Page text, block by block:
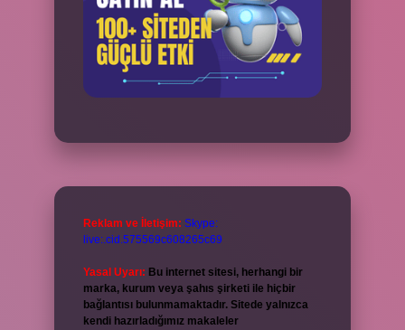
Reklam ve İletişim: Skype:
live:.cid.575569c608265c69
Yasal Uyarı: Bu internet sitesi, herhangi bir
marka, kurum veya şahıs şirketi ile hiçbir
bağlantısı bulunmamaktadır. Sitede yalnızca
kendi hazırladığımız makaleler